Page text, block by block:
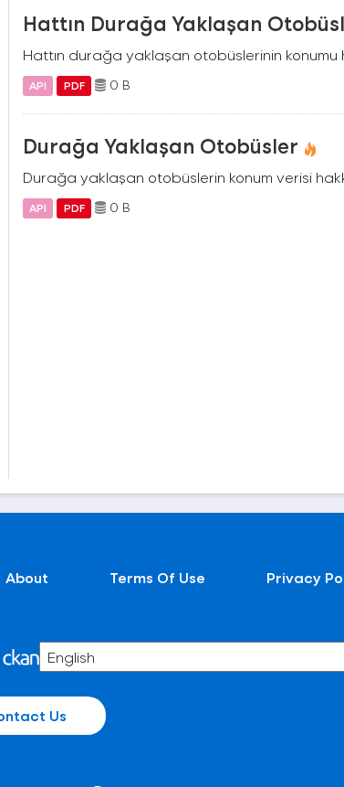
Hattın Durağa Yaklaşan
Hattın durağa yaklaşan otobüslerinin
API PDF 0 B
Durağa Yaklaşan Otobüsler
Durağa yaklaşan otobüslerin konum verisi
API PDF 0 B
About Terms Of Use Privacy
Us